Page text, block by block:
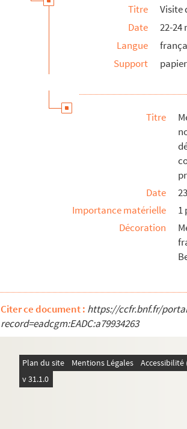
Titre
Visite
Date
22-24
Langue
Support
papier
Titre
Date
Importance matérielle
1
Décoration
Citer ce document : https://ccfr.bnf.fr/
record=eadcgm:EADC:a79934263
Plan du site Mentions Légales
v 31.1.0